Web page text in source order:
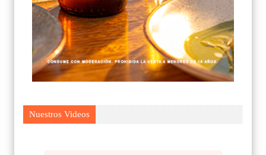
Nuestros Videos